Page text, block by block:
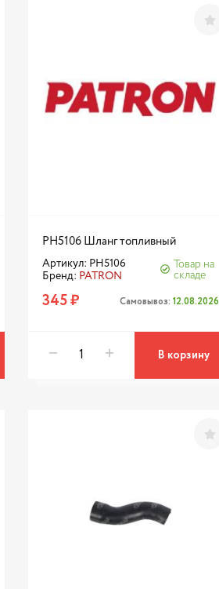
PH5106 Шланг топливный
Артикул: PH5106
Бренд: PATRON
Товар на
складе
345 ₽ Самовывоз:12.08.2026
В корзину